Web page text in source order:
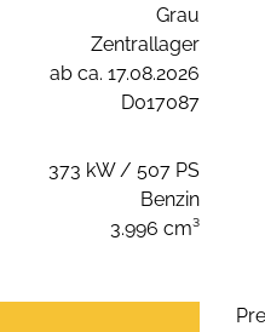
Grau
Zentrallager
ab ca. 17.08.2026
D017087
373 kW / 507 PS
Benzin
3.996 cm³